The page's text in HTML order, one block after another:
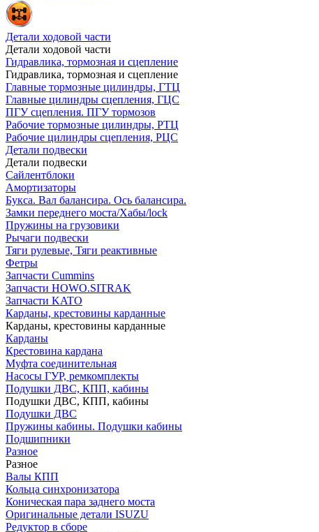
Детали ходовой части
Детали ходовой части
Гидравлика, тормозная и сцепление
Гидравлика, тормозная и сцепление
Главные тормозные цилиндры, ГТЦ
Главные цилиндры сцепления, ГЦС
ПГУ сцепления. ПГУ тормозов
Рабочие тормозные цилиндры, РТЦ
Рабочие цилиндры сцепления, РЦС
Детали подвески
Детали подвески
Cайлентблоки
Амортизаторы
Букса. Вал балансира. Ось балансира.
Замки переднего моста/Хабы/lock
Пружины на грузовики
Рычаги подвески
Тяги рулевые, Тяги реактивные
Фетры
Запчасти Cummins
Запчасти HOWO.SITRAK
Запчасти KATO
Карданы, крестовины карданные
Карданы, крестовины карданные
Карданы
Крестовина кардана
Муфта соединительная
Насосы ГУР, ремкомплекты
Подушки ДВС, КПП, кабины
Подушки ДВС, КПП, кабины
Подушки ДВС
Пружины кабины. Подушки кабины
Подшипники
Разное
Разное
Валы КПП
Кольца синхронизатора
Коническая пара заднего моста
Оригинальные детали ISUZU
Редуктор в сборе